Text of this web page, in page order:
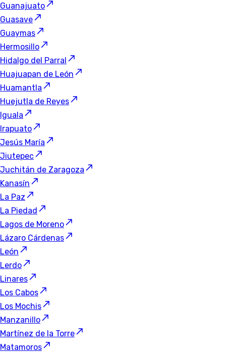
Guanajuato
Guasave
Guaymas
Hermosillo
Hidalgo del Parral
Huajuapan de León
Huamantla
Huejutla de Reyes
Iguala
Irapuato
Jesús María
Jiutepec
Juchitán de Zaragoza
Kanasín
La Paz
La Piedad
Lagos de Moreno
Lázaro Cárdenas
León
Lerdo
Linares
Los Cabos
Los Mochis
Manzanillo
Martínez de la Torre
Matamoros